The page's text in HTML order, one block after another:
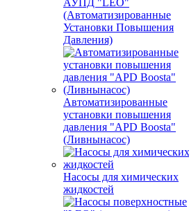
АУПД "LEO"
(Автоматизированные
Установки Повышения
Давления)
Автоматизированные
установки повышения
давления "APD Boosta"
(Ливнынасос)
Насосы для химических
жидкостей